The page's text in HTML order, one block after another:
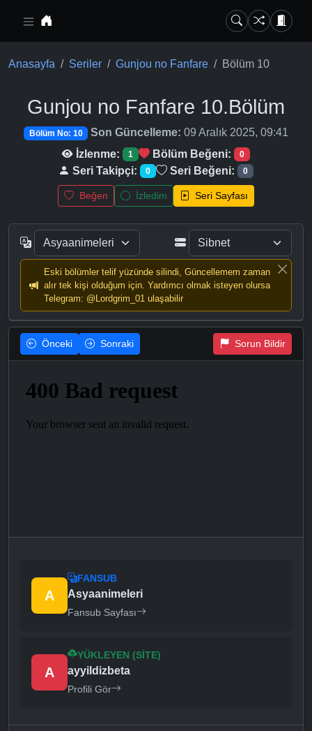
Anasayfa Seriler Gunjou no Fanfare Bölüm 10
Gunjou no Fanfare 10.Bölüm
Bölüm No: 10 Son Güncelleme: 09 Aralık 2025, 09:41
İzlenme:
1 Bölüm Beğeni: 0
Seri Takipçi: 0 Seri Beğeni: 0
Beğen İzledim Seri Sayfası
Eski bölümler telif yüzünde silindi, Güncellemem zaman
alır tek kişi olduğum için. Yardımcı olmak isteyen olursa
Telegram: @Lordgrim_01 ulaşabilir
Önceki Sonraki Sorun Bildir
A
FANSUB
Asyaanimeleri
Fansub Sayfası
A
YÜKLEYEN (SITE)
ayyildizbeta
Profili Gör